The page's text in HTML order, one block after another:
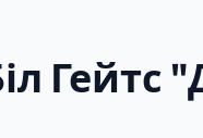
Гейтс